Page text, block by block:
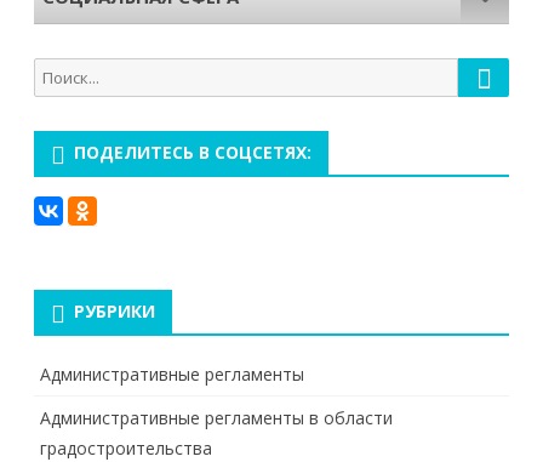
Поиск
для:
Поиск
ПОДЕЛИТЕСЬ В СОЦСЕТЯХ:
РУБРИКИ
Административные регламенты
Административные регламенты в области
градостроительства